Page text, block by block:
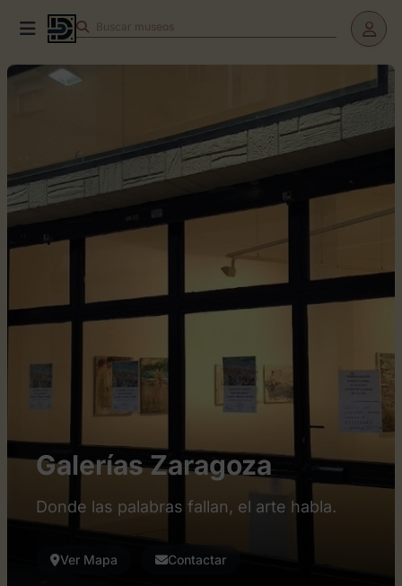
Buscar museos
Galerías Zaragoza
Donde las palabras fallan, el arte habla.
Ver Mapa Contactar